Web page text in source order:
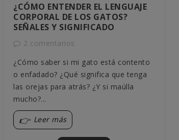
¿CÓMO ENTENDER EL LENGUAJE
CORPORAL DE LOS GATOS?
SEÑALES Y SIGNIFICADO
2 comentarios
¿Cómo saber si mi gato está contento
o enfadado? ¿Qué significa que tenga
las orejas para atrás? ¿Y si maúlla
mucho?...
Leer más